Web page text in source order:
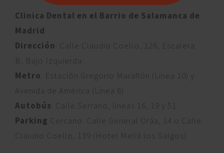
Clinica Dental en el Barrio de Salamanca de
Madrid
Dirección: Calle Claudio Coello, 126, Escalera
B, Bajo Izquierda
Metro: Estación Gregorio Marañón (Linea 10) y
Avenida de América (Linea 6)
Autobús: Calle Serrano, lineas 16, 19 y 51
Parking Cercano: Calle General Oráa, 14 o Calle
Claudio Coello, 139 (Hotel Meliá los Galgos)